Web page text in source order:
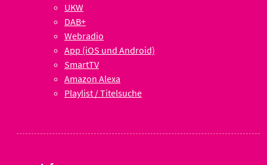
UKW
DAB+
Webradio
App (iOS und Android)
SmartTV
Amazon Alexa
Playlist / Titelsuche